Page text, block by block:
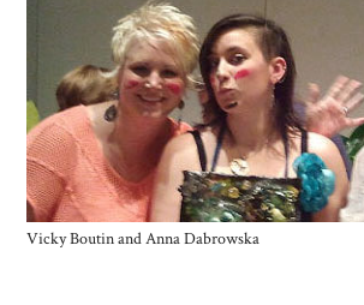
Vicky Boutin and Anna Dabrowska